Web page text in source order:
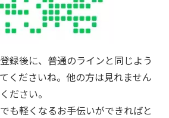
録後に、普通のラインと同じよう
くださいね。他の方は見れません
ださい。
も軽くなるお手伝いができればと